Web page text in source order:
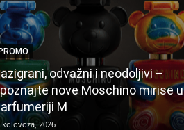
PROMO
odvažni i neodoljivi –
nove Moschino mirise u
M
kolovoza, 2026